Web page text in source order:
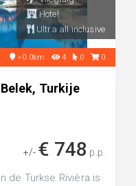
Hotel
Ultra all inclusive
+0.0km 4 0 0
Turkije
+/- € 748 p.p.
de Turkse Rivièra is